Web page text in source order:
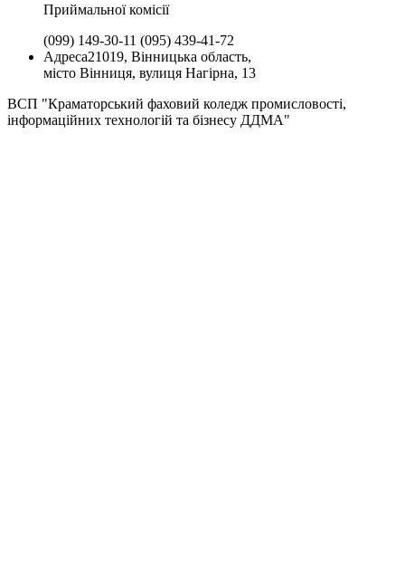
Приймальної комiсії
(099) 149-30-11 (095) 439-41-72
Адреса21019, Вінницька область,
місто Вінниця, вулиця Нагірна, 13
ВСП "Краматорський фаховий коледж промисловості,
інформаційних технологій та бізнесу ДДМА"